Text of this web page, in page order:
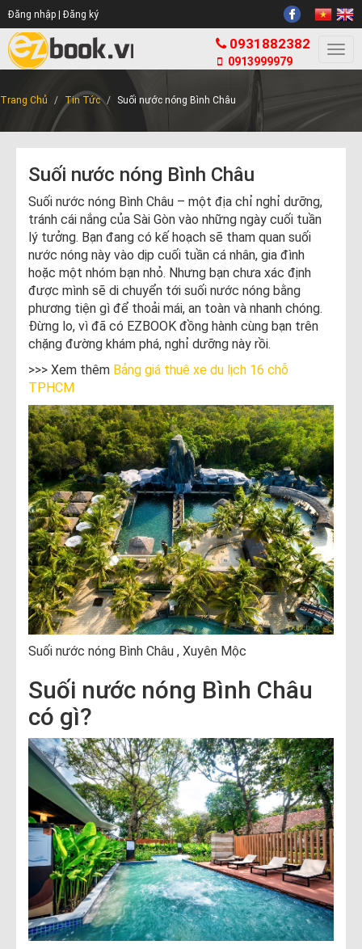
Đăng nhập | Đăng ký
0931882382
0913999979
Trang Chủ Tin Tức Suối nước nóng Bình Châu
Suối nước nóng Bình Châu
Suối nước nóng Bình Châu – một địa chỉ nghỉ dưỡng,
tránh cái nắng của Sài Gòn vào những ngày cuối tuần
lý tưởng. Bạn đang có kế hoạch sẽ tham quan suối
nước nóng này vào dịp cuối tuần cá nhân, gia đình
hoặc một nhóm bạn nhỏ. Nhưng bạn chưa xác định
được mình sẽ di chuyển tới suối nước nóng bằng
phương tiện gì để thoải mái, an toàn và nhanh chóng.
Đừng lo, vì đã có EZBOOK đồng hành cùng bạn trên
chặng đường khám phá, nghỉ dưỡng này rồi.
>>> Xem thêm Bảng giá thuê xe du lịch 16 chỗ
TPHCM
Suối nước nóng Bình Châu , Xuyên Mộc
Suối nước nóng Bình Châu
có gì?